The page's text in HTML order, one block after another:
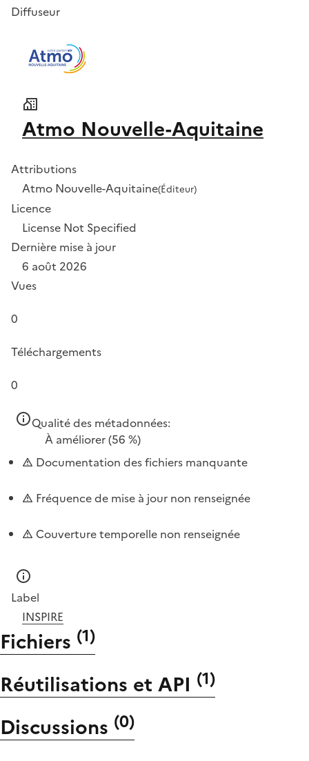
Diffuseur
Atmo Nouvelle-Aquitaine
Attributions
Atmo Nouvelle-Aquitaine(Éditeur)
Licence
License Not Specified
Dernière mise à jour
6 août 2026
Vues
0
Téléchargements
0
Qualité des métadonnées:
À améliorer(56 %)
Documentation des fichiers manquante
Fréquence de mise à jour non renseignée
Couverture temporelle non renseignée
Label
INSPIRE
Fichiers (1)
Réutilisations et API (1)
Discussions (0)